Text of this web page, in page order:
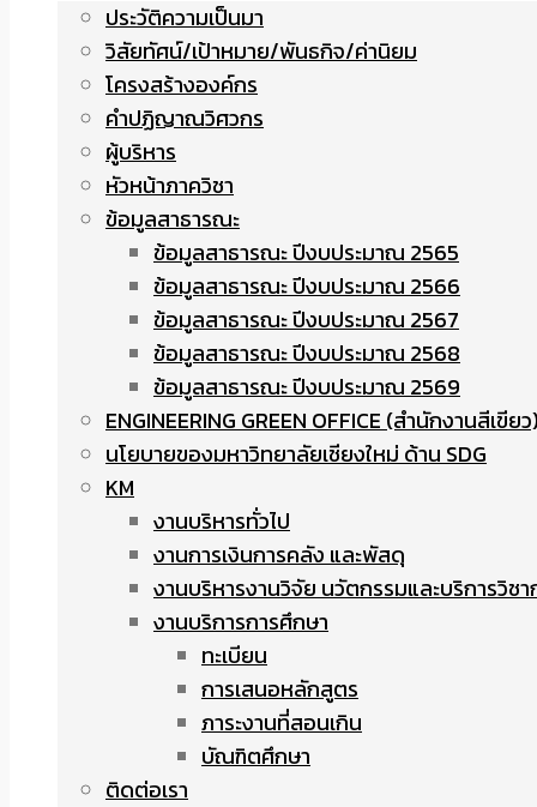
ประวัติความเป็นมา
วิสัยทัศน์/เป้าหมาย/พันธกิจ/ค่านิยม
โครงสร้างองค์กร
คำปฏิญาณวิศวกร
ผู้บริหาร
หัวหน้าภาควิชา
ข้อมูลสาธารณะ
ข้อมูลสาธารณะ ปีงบประมาณ 2565
ข้อมูลสาธารณะ ปีงบประมาณ 2566
ข้อมูลสาธารณะ ปีงบประมาณ 2567
ข้อมูลสาธารณะ ปีงบประมาณ 2568
ข้อมูลสาธารณะ ปีงบประมาณ 2569
ENGINEERING GREEN OFFICE (สำนักงานสีเขีย
นโยบายของมหาวิทยาลัยเชียงใหม่ ด้าน SDG
KM
งานบริหารทั่วไป
งานการเงินการคลัง และพัสดุ
งานบริหารงานวิจัย นวัตกรรมและบริการวิชา
งานบริการการศึกษา
ทะเบียน
การเสนอหลักสูตร
ภาระงานที่สอนเกิน
บัณฑิตศึกษา
ติดต่อเรา